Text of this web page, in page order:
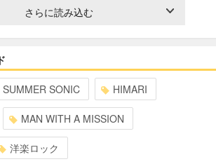
さらに読み込む
SUMMER SONIC HIMARI
MAN WITH A MISSION
洋楽ロック